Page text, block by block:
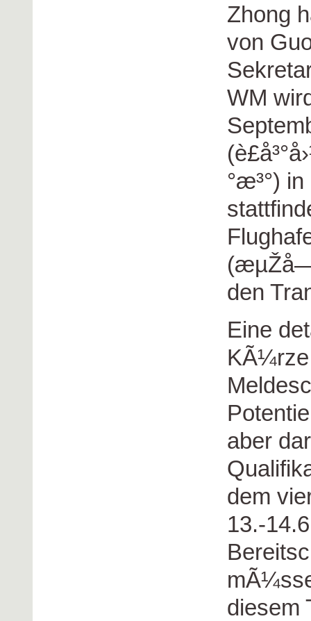
Zhong
von
WM
°æ³°)
den
Eine
KÃ¼rze
aber
dem
13.-
diesem